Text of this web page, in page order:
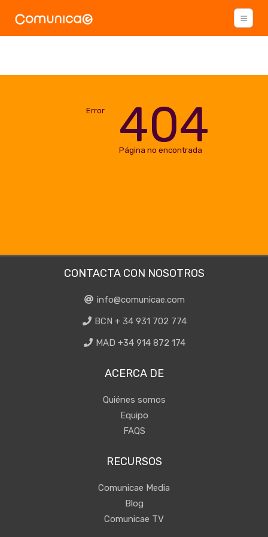
Error 404
Página no encontrada
CONTACTA CON NOSOTROS
info@comunicae.com
BCN + 34 931 702 774
MAD +34 914 872 174
ACERCA DE
Quiénes somos
Equipo
FAQS
RECURSOS
Comunicae Media
Blog
Comunicae TV